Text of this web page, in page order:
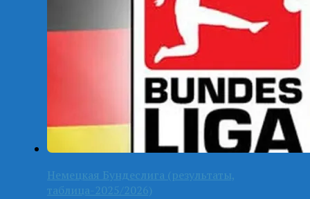
Немецкая Бундеслига (результаты,
таблица-2025/2026)